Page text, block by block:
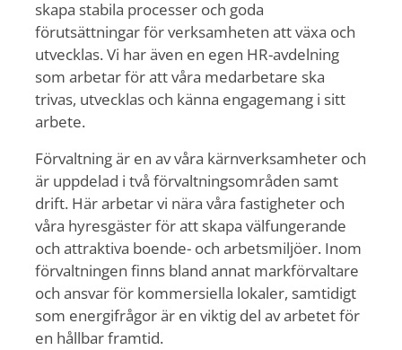
skapa stabila processer och goda
förutsättningar för verksamheten att växa och
utvecklas. Vi har även en egen HR-avdelning
som arbetar för att våra medarbetare ska
trivas, utvecklas och känna engagemang i sitt
arbete.
Förvaltning är en av våra kärnverksamheter och
är uppdelad i två förvaltningsområden samt
drift. Här arbetar vi nära våra fastigheter och
våra hyresgäster för att skapa välfungerande
och attraktiva boende- och arbetsmiljöer. Inom
förvaltningen finns bland annat markförvaltare
och ansvar för kommersiella lokaler, samtidigt
som energifrågor är en viktig del av arbetet för
en hållbar framtid.